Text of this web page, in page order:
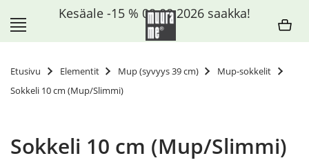
sisältöön
Etusivu Elementit Mup (syvyys 39 cm)
Mup-sokkelit
Sokkeli 10 cm (Mup/Slimmi)
Sokkeli 10 cm (Mup/Slimmi)
Kesäale -15 % 09.08.2026 saakka!